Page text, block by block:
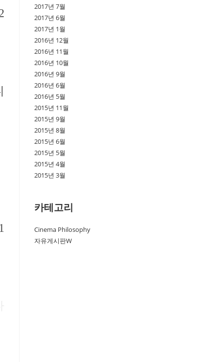
2017년 7월
2017년 6월
2017년 1월
2016년 12월
2016년 11월
2016년 10월
2016년 9월
2016년 6월
2016년 5월
2015년 11월
2015년 9월
2015년 8월
2015년 6월
2015년 5월
2015년 4월
2015년 3월
카테고리
Cinema Philosophy
자유게시판W